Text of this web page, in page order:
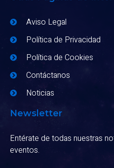
Aviso Legal
Política de Privacidad
Política de Cookies
Contáctanos
Noticias
Newsletter
Entérate de todas nuestras
eventos.